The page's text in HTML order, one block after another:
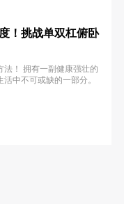
！挑战单双杠俯卧
！ 拥有一副健康强壮的
中不可或缺的一部分。